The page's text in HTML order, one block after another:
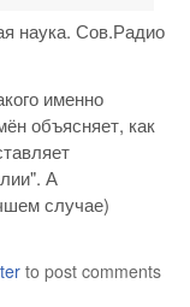
наука. Сов.Радио
именно
объясняет, как
А
случае)
to post comments